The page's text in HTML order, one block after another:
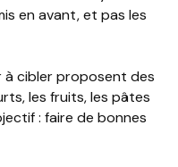
en avant, et pas les
à cibler proposent des
les fruits, les pâtes
: faire de bonnes